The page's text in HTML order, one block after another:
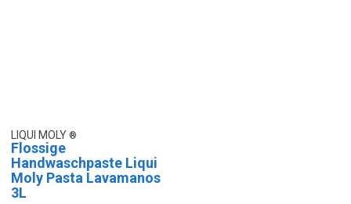
LIQUI MOLY
Flossige
Handwaschpaste Liqui
Moly Pasta Lavamanos
3L